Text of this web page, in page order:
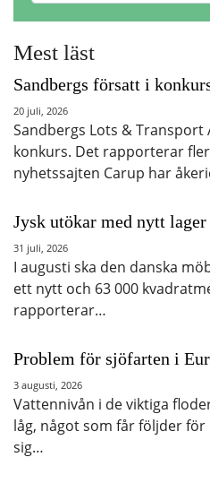
Mest läst
Sandbergs försatt i
20 juli, 2026
Sandbergs Lots &
konkurs. Det rapporterar
nyhetssajten Carup har
Jysk utökar med nytt lager
31 juli, 2026
I augusti ska den danska
ett nytt och 63 000
rapporterar…
Problem för sjöfarten i
3 augusti, 2026
Vattennivån i de viktiga
låg, något som får följder
sig…